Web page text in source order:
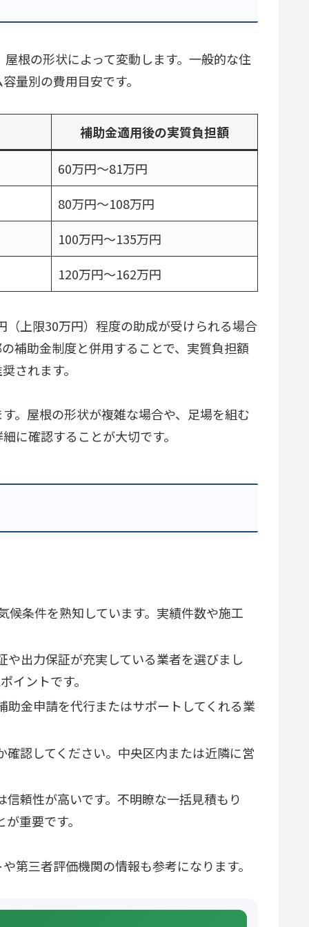
根の形状によって変動します。一般的な住
量別の費用目安です。
補助金適用後の実質負担額
60万円〜81万円
80万円〜108万円
100万円〜135万円
120万円〜162万円
上限30万円）程度の助成が受けられる場合
補助金制度と併用することで、実質負担額
されます。
。屋根の形状が複雑な場合や、足場を組む
に確認することが大切です。
条件を熟知しています。実績件数や施工
出力保証が充実している業者を選びまし
イントです。
金申請を代行またはサポートしてくれる業
認してください。中央区内または近隣に営
頼性が高いです。不明瞭な一括見積もり
重要です。
第三者評価機関の情報も参考になります。